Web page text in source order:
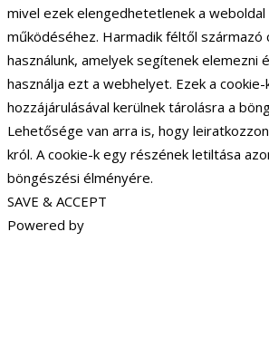
mivel ezek elengedhetetlenek a weboldal
működéséhez. Harmadik féltől származó
használunk, amelyek segítenek elemezni
használja ezt a webhelyet. Ezek a cookie-
hozzájárulásával kerülnek tárolásra a
Lehetősége van arra is, hogy
król. A cookie-k egy részének letiltása
böngészési élményére.
SAVE & ACCEPT
Powered by